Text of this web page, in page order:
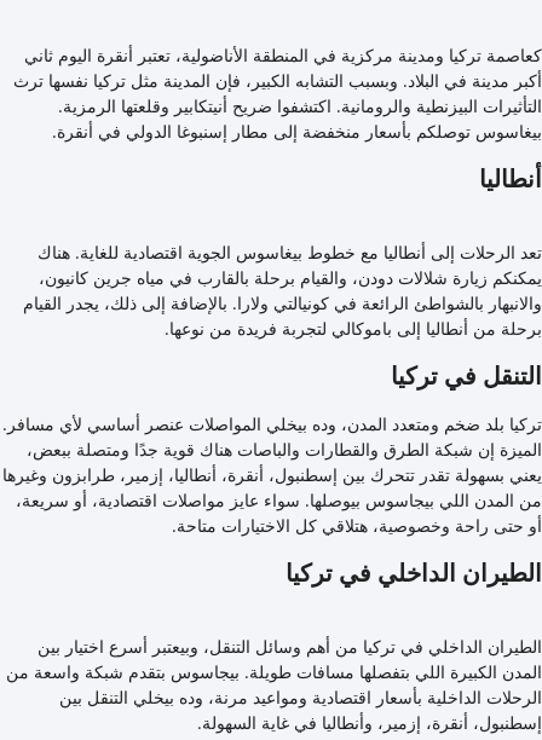
كعاصمة تركيا ومدينة مركزية في المنطقة الأناضولية، تعتبر أنقرة اليوم ثاني
أكبر مدينة في البلاد. وبسبب التشابه الكبير، فإن المدينة مثل تركيا نفسها ترث
التأثيرات البيزنطية والرومانية. اكتشفوا ضريح أنيتكابير وقلعتها الرمزية.
بيغاسوس توصلكم بأسعار منخفضة إلى مطار إسنبوغا الدولي في أنقرة.
أنطاليا
تعد الرحلات إلى أنطاليا مع خطوط بيغاسوس الجوية اقتصادية للغاية. هناك
يمكنكم زيارة شلالات دودن، والقيام برحلة بالقارب في مياه جرين كانيون،
والانبهار بالشواطئ الرائعة في كونيالتي ولارا. بالإضافة إلى ذلك، يجدر القيام
برحلة من أنطاليا إلى باموكالي لتجربة فريدة من نوعها.
التنقل في تركيا
تركيا بلد ضخم ومتعدد المدن، وده بيخلي المواصلات عنصر أساسي لأي مسافر.
الميزة إن شبكة الطرق والقطارات والباصات هناك قوية جدًا ومتصلة ببعض،
يعني بسهولة تقدر تتحرك بين إسطنبول، أنقرة، أنطاليا، إزمير، طرابزون وغيرها
من المدن اللي بيجاسوس بيوصلها. سواء عايز مواصلات اقتصادية، أو سريعة،
أو حتى راحة وخصوصية، هتلاقي كل الاختيارات متاحة.
الطيران الداخلي في تركيا
الطيران الداخلي في تركيا من أهم وسائل التنقل، وبيعتبر أسرع اختيار بين
المدن الكبيرة اللي بتفصلها مسافات طويلة. بيجاسوس بتقدم شبكة واسعة من
الرحلات الداخلية بأسعار اقتصادية ومواعيد مرنة، وده بيخلي التنقل بين
إسطنبول، أنقرة، إزمير، وأنطاليا في غاية السهولة.